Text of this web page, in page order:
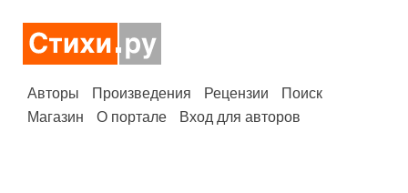
Авторы Произведения Рецензии
Поиск
Магазин
О портале Вход для авторов